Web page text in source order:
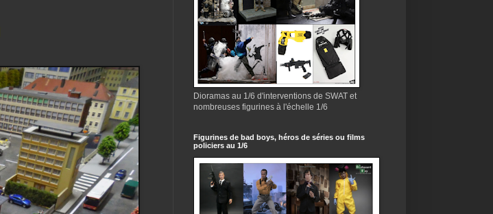
Dioramas au 1/6 d'interventions de SWAT et
nombreuses figurines à l'échelle 1/6
Figurines de bad boys, héros de séries ou films
policiers au 1/6